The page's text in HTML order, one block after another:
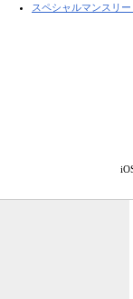
スペシャルマンスリー